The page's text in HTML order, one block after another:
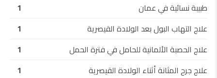
طبيبة نسائية في عمان
1
علاج التهاب البول بعد الولادة القيصرية
1
علاج الحصبة الألمانية للحامل في فترة الحمل
1
علاج جرح المثانة أثناء الولادة القيصرية
1